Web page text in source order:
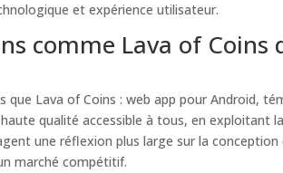
et expérience utilisateur.
comme Lava of Coins
Lava of Coins : web app pour Android,
qualité accessible à tous, en exploitant
une réflexion plus large sur la conception
marché compétitif.